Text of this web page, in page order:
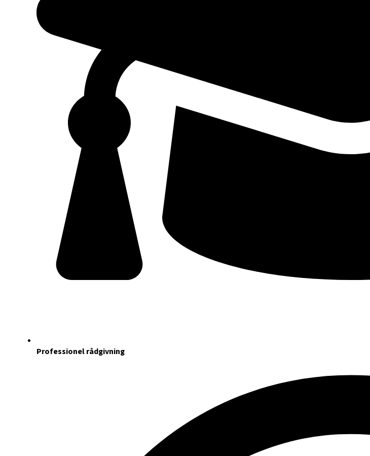
Professionel rådgivning